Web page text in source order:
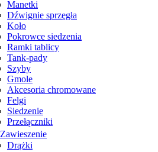
Manetki
Dźwignie sprzęgła
Koło
Pokrowce siedzenia
Ramki tablicy
Tank-pady
Szyby
Gmole
Akcesoria chromowane
Felgi
Siedzenie
Przełączniki
Zawieszenie
Drążki